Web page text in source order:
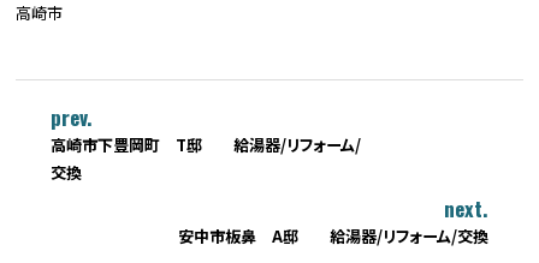
高崎市
prev.
高崎市下豊岡町 T邸 給湯器/リフォーム/
交換
next.
安中市板鼻 A邸 給湯器/リフォーム/交換